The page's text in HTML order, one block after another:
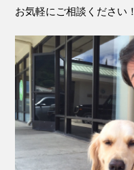
お気軽にご相談ください！